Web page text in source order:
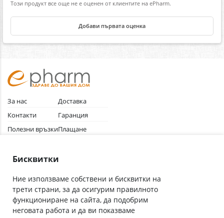
Този продукт все още не е оценен от клиентите на ePharm.
Добави първата оценка
За нас
Контакти
Полезни връзки
Общи условия
Доставка
Гаранция
Плащане
Абонирай се за нашия бюлетин
Бисквитки
Ние използваме собствени и бисквитки на
трети страни, за да осигурим правилното
функциониране на сайта, да подобрим
неговата работа и да ви показваме